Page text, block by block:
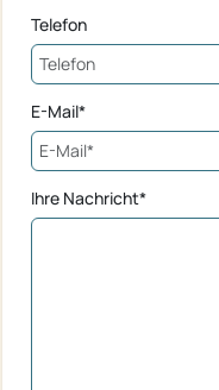
Telefon
E-Mail*
Ihre Nachricht*